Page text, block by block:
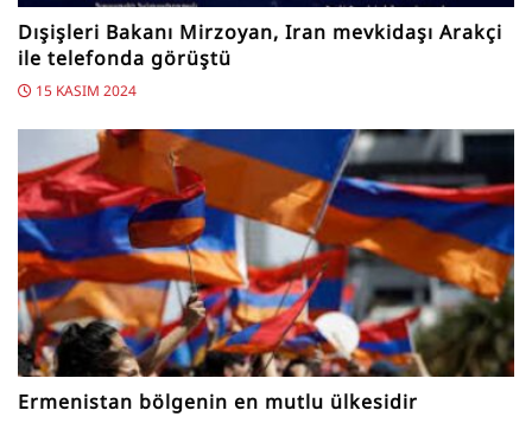
Dışişleri Bakanı Mirzoyan, Iran mevkidaşı Arakçi
ile telefonda görüştü
15 KASIM 2024
Ermenistan bölgenin en mutlu ülkesidir